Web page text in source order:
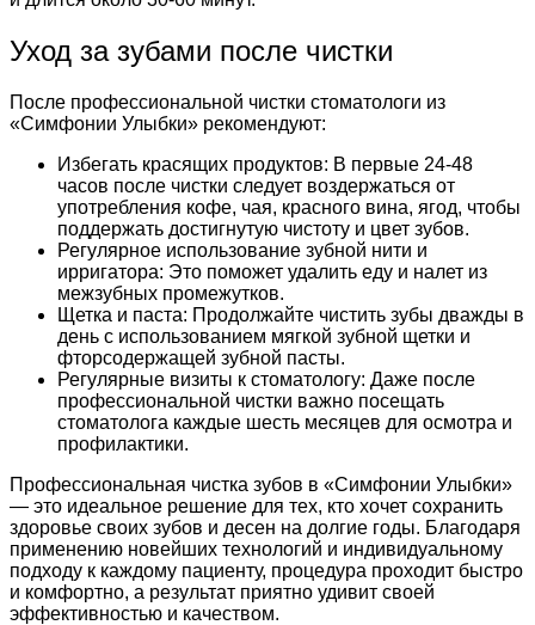
Уход за зубами после чистки
После профессиональной чистки стоматологи из
«Симфонии Улыбки» рекомендуют:
Избегать красящих продуктов: В первые 24-48
часов после чистки следует воздержаться от
употребления кофе, чая, красного вина, ягод, чтобы
поддержать достигнутую чистоту и цвет зубов.
Регулярное использование зубной нити и
ирригатора: Это поможет удалить еду и налет из
межзубных промежутков.
Щетка и паста: Продолжайте чистить зубы дважды в
день с использованием мягкой зубной щетки и
фторсодержащей зубной пасты.
Регулярные визиты к стоматологу: Даже после
профессиональной чистки важно посещать
стоматолога каждые шесть месяцев для осмотра и
профилактики.
Профессиональная чистка зубов в «Симфонии Улыбки»
— это идеальное решение для тех, кто хочет сохранить
здоровье своих зубов и десен на долгие годы. Благодаря
применению новейших технологий и индивидуальному
подходу к каждому пациенту, процедура проходит быстро
и комфортно, а результат приятно удивит своей
эффективностью и качеством.